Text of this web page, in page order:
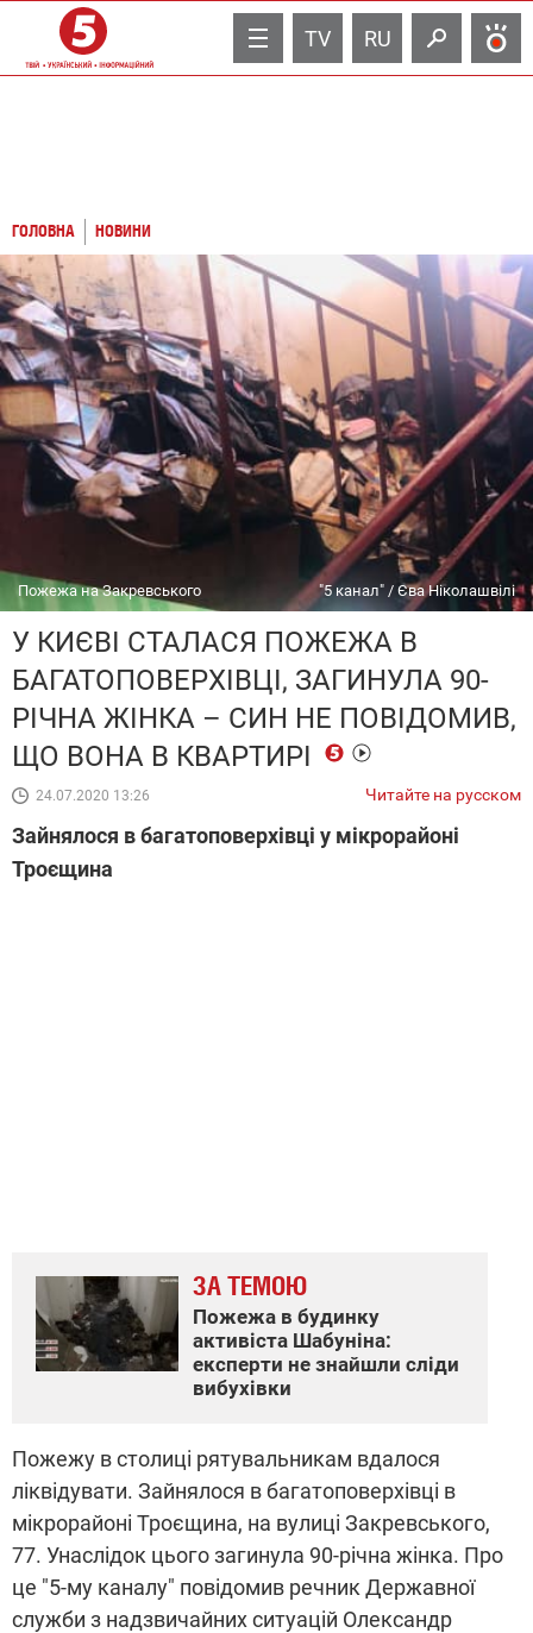
TV RU
ГОЛОВНА НОВИНИ
Пожежа на Закревського "5 канал" / Єва Ніколашвілі
У КИЄВІ СТАЛАСЯ ПОЖЕЖА В
БАГАТОПОВЕРХІВЦІ, ЗАГИНУЛА 90-
РІЧНА ЖІНКА – СИН НЕ ПОВІДОМИВ,
ЩО ВОНА В КВАРТИРІ
24.07.2020 13:26 Читайте на русском
Зайнялося в багатоповерхівці у мікрорайоні
Троєщина
ЗА ТЕМОЮ
Пожежа в будинку
активіста Шабуніна:
експерти не знайшли сліди
вибухівки
Пожежу в столиці рятувальникам вдалося
ліквідувати. Зайнялося в багатоповерхівці в
мікрорайоні Троєщина, на вулиці Закревського,
77. Унаслідок цього загинула 90-річна жінка. Про
це "5-му каналу" повідомив речник Державної
служби з надзвичайних ситуацій Олександр